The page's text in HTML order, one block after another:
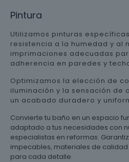
Pintura
Utilizamos pinturas
resistencia a la humedad y al
imprimaciones adecuadas
adherencia en paredes y
Optimizamos la elección de
iluminación y la sensación de
un acabado duradero y
Convierte tu baño en un espacio
adaptado a tus necesidades con
especialistas en reformas.
impecables, materiales de
para cada detalle.